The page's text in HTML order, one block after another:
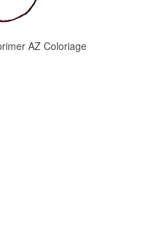
AZ Coloriage